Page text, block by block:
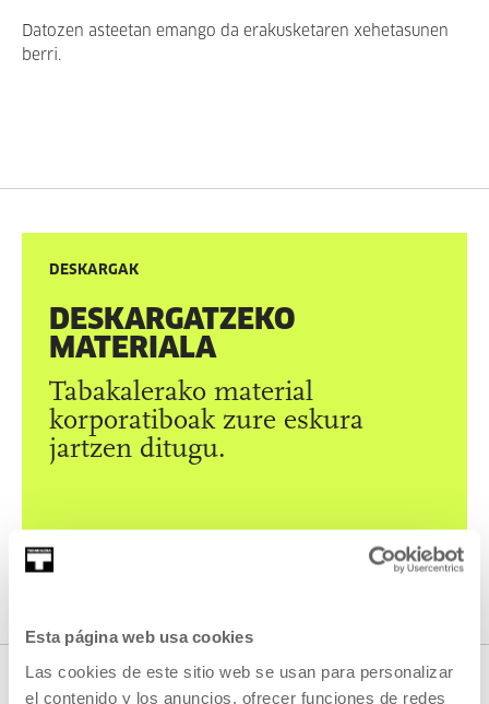
Esta página web usa cookies
Las cookies de este sitio web se usan para personalizar
el contenido y los anuncios, ofrecer funciones de redes
Datozen asteetan emango da erakusketaren xehetasunen
berri.
DESKARGAK
DESKARGATZEKO
MATERIALA
Tabakalerako material
korporatiboak zure eskura
jartzen ditugu.
IKUSI MATERIALAK